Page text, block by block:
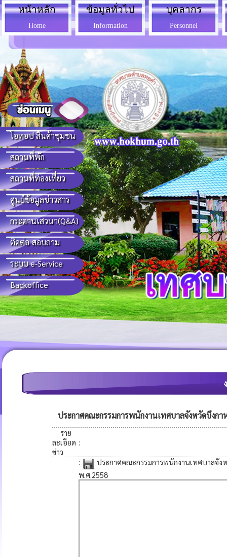
โอทอป สินค้าชุมชน
สถานที่พัก
สถานที่ท่องเที่ยว
ศูนย์ข้อมูลข่าวสาร
กระดานเสวนา(Q&A)
ติดต่อ-สอบถาม
ระบบ e-Service
Backoffice
หน้าหลัก
Home
ข้อมูลทั่วไป
Information
บุคลากร
Personnel
ประกาศคณะกรรมการพนักงานเทศบาลจังหวัดบึงกา
ราย
ละเอียด
ข่าว
:
:
ประกาศคณะกรรมการพนักงานเทศบาลจัง
พ.ศ.2558